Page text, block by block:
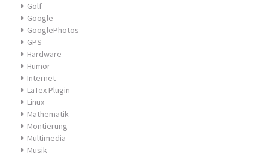
Golf
Google
GooglePhotos
GPS
Hardware
Humor
Internet
LaTex Plugin
Linux
Mathematik
Montierung
Multimedia
Musik